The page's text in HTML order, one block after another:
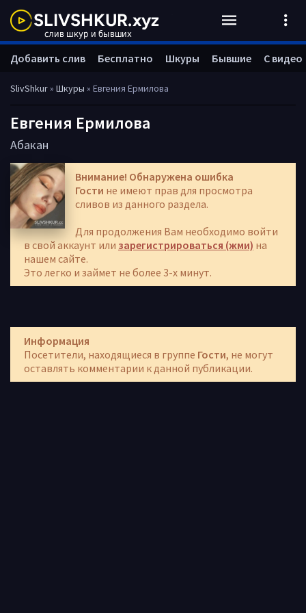
SlivShkur» Шкуры » Евгения Ермилова
Евгения Ермилова
Абакан
Внимание! Обнаружена ошибка
Гости не имеют прав для просмотра
сливов из данного раздела.
Для продолжения Вам необходимо войти
в свой аккаунт или зарегистрироваться (жми) на
нашем сайте.
Это легко и займет не более 3-х минут.
Информация
Посетители, находящиеся в группе Гости, не могут
оставлять комментарии к данной публикации.
Добавить слив Бесплатно Шкуры Бывшие С видео